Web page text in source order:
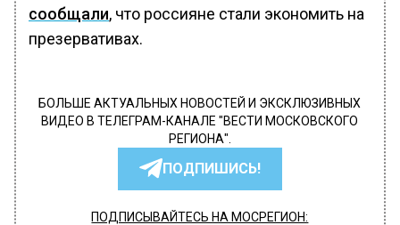
сообщали, что россияне стали экономить на
презервативах.
БОЛЬШЕ АКТУАЛЬНЫХ НОВОСТЕЙ И ЭКСКЛЮЗИВНЫХ
ВИДЕО В ТЕЛЕГРАМ-КАНАЛЕ "ВЕСТИ МОСКОВСКОГО
РЕГИОНА".
ПОДПИШИСЬ!
ПОДПИСЫВАЙТЕСЬ НА МОСРЕГИОН: